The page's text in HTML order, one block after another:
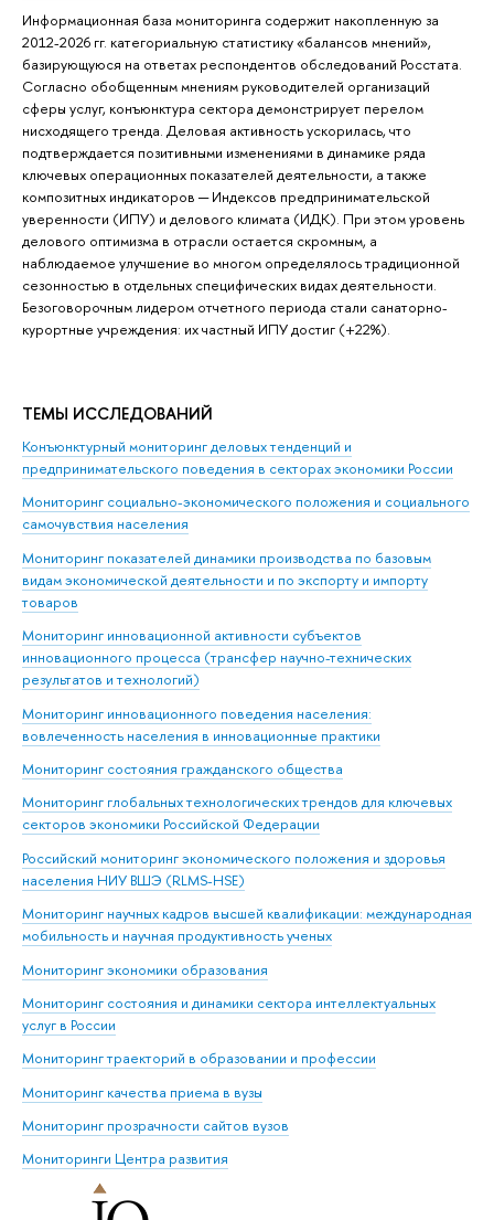
Информационная база мониторинга содержит накопленную за
2012-2026 гг. категориальную статистику «балансов мнений»,
базирующуюся на ответах респондентов обследований Росстата.
Согласно обобщенным мнениям руководителей организаций
сферы услуг, конъюнктура сектора демонстрирует перелом
нисходящего тренда. Деловая активность ускорилась, что
подтверждается позитивными изменениями в динамике ряда
ключевых операционных показателей деятельности, а также
композитных индикаторов ─ Индексов предпринимательской
уверенности (ИПУ) и делового климата (ИДК). При этом уровень
делового оптимизма в отрасли остается скромным, а
наблюдаемое улучшение во многом определялось традиционной
сезонностью в отдельных специфических видах деятельности.
Безоговорочным лидером отчетного периода стали санаторно-
курортные учреждения: их частный ИПУ достиг (+22%).
ТЕМЫ ИССЛЕДОВАНИЙ
Конъюнктурный мониторинг деловых тенденций и
предпринимательского поведения в секторах экономики России
Мониторинг социально-экономического положения и социального
самочувствия населения
Мониторинг показателей динамики производства по базовым
видам экономической деятельности и по экспорту и импорту
товаров
Мониторинг инновационной активности субъектов
инновационного процесса (трансфер научно-технических
результатов и технологий)
Мониторинг инновационного поведения населения:
вовлеченность населения в инновационные практики
Мониторинг состояния гражданского общества
Мониторинг глобальных технологических трендов для ключевых
секторов экономики Российской Федерации
Российский мониторинг экономического положения и здоровья
населения НИУ ВШЭ (RLMS-HSE)
Мониторинг научных кадров высшей квалификации: международная
мобильность и научная продуктивность ученых
Мониторинг экономики образования
Мониторинг состояния и динамики сектора интеллектуальных
услуг в России
Мониторинг траекторий в образовании и профессии
Мониторинг качества приема в вузы
Мониторинг прозрачности сайтов вузов
Мониторинги Центра развития